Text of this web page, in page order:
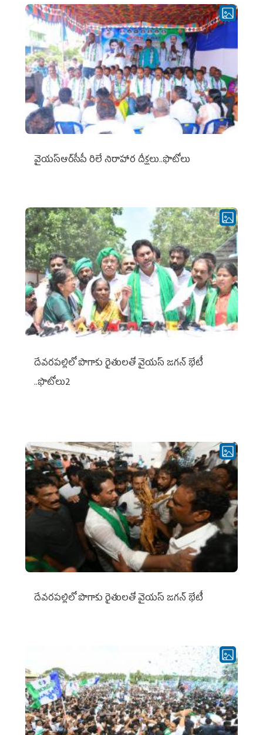
వైయ‌స్ఆర్‌సీపీ రిలే నిరాహార దీక్షలు..ఫొటోలు
దేవరపల్లిలో పొగాకు రైతులతో వైయస్ జగన్ భేటీ
..ఫొటోలు2
దేవరపల్లిలో పొగాకు రైతులతో వైయస్ జగన్ భేటీ